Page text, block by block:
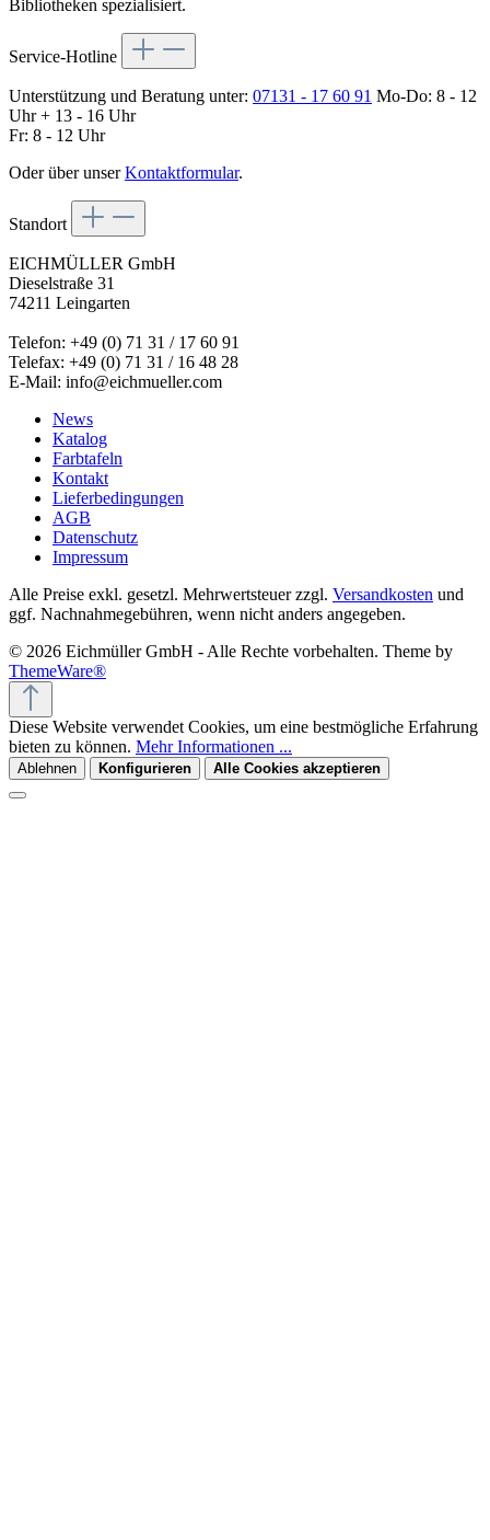
Bibliotheken spezialisiert.
Service-Hotline
Unterstützung und Beratung unter: 07131 - 17 60 91 Mo-Do: 8 - 12
Uhr + 13 - 16 Uhr
Fr: 8 - 12 Uhr
Oder über unserKontaktformular.
Standort
EICHMÜLLER GmbH
Dieselstraße 31
74211 Leingarten
Telefon: +49 (0) 71 31 / 17 60 91
Telefax: +49 (0) 71 31 / 16 48 28
E-Mail: info@eichmueller.com
News
Katalog
Farbtafeln
Kontakt
Lieferbedingungen
AGB
Datenschutz
Impressum
Alle Preise exkl. gesetzl. Mehrwertsteuer zzgl. Versandkosten und
ggf. Nachnahmegebühren, wenn nicht anders angegeben.
© 2026 Eichmüller GmbH - Alle Rechte vorbehalten. Theme by
ThemeWare®
Diese Website verwendet Cookies, um eine bestmögliche Erfahrung
bieten zu können. Mehr Informationen ...
Ablehnen Konfigurieren Alle Cookies akzeptieren